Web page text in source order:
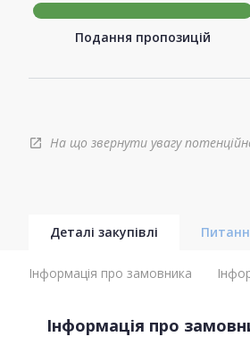
Подання пропозицій
open_in_new На що звернути увагу
Деталі закупівлі
Інформація про замовника
Інформація про